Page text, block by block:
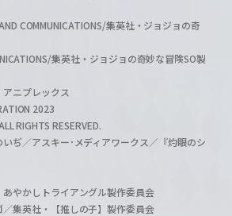
COMMUNICATIONS/集英社・ジョジョの奇
集英社・ジョジョの奇妙な冒険SO製
ニプレックス
2023
RIGHTS RESERVED.
ぢ／アスキー･メディアワークス／『灼眼のシ
やかしトライアングル製作委員会
集英社・【推しの子】製作委員会